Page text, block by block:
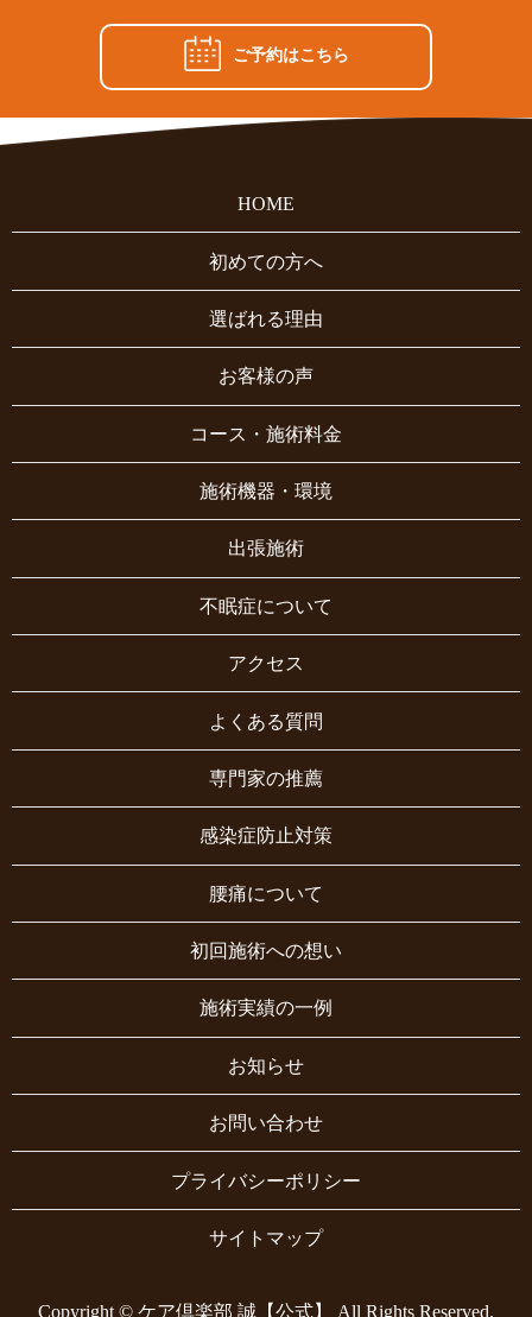
ご予約はこちら
HOME
初めての方へ
選ばれる理由
お客様の声
コース・施術料金
施術機器・環境
出張施術
不眠症について
アクセス
よくある質問
専門家の推薦
感染症防止対策
腰痛について
初回施術への想い
施術実績の一例
お知らせ
お問い合わせ
プライバシーポリシー
サイトマップ
Copyright © ケア倶楽部 誠【公式】 All Rights Reserved.